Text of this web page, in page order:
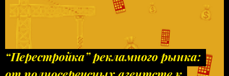
“Перестройка” рекламного рынка: